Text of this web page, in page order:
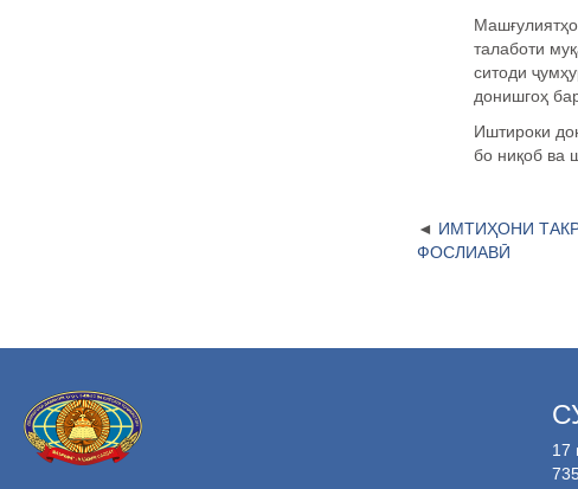
Машғулиятҳ
талаботи муқ
ситоди ҷумҳ
донишгоҳ
Иштироки
бо ниқоб ва
ИМТИҲОНИ
ФОСЛИАВӢ
17